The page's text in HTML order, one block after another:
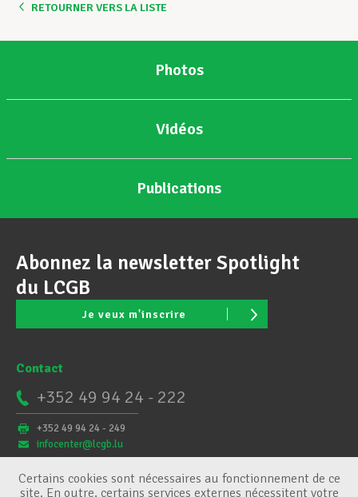
RETOURNER VERS LA LISTE
Photos
Vidéos
Publications
Abonnez la newsletter Spotlight
du LCGB
Je veux m'inscrire
Contact
+352 49 94 24 - 222
+352 49 94 24 - 249
infocenter@lcgb.lu
Certains cookies sont nécessaires au fonctionnement de ce
site. En outre, certains services externes nécessitent votre